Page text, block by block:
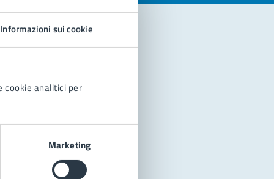
Informazioni sui cookie
cookie analitici per
Marketing